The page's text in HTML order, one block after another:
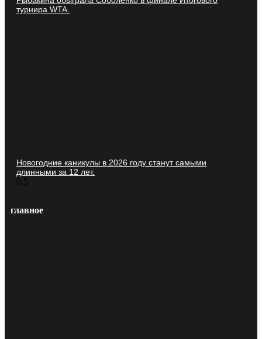
турнира WTA.
Новогодние каникулы в 2026 году станут самыми
длинными за 12 лет.
главное